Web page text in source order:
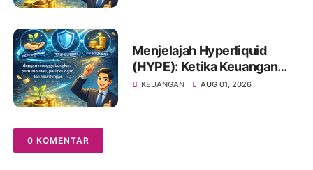
Menjelajah Hyperliquid
(HYPE): Ketika Keuangan
Tradisional Berkelindan
KEUANGAN AUG 01, 2026
0 KOMENTAR